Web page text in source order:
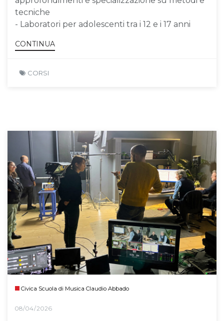
tecniche
- Laboratori per adolescenti tra i 12 e i 17 anni
CONTINUA
CORSI
Civica Scuola di Musica Claudio Abbado
08/04/2026